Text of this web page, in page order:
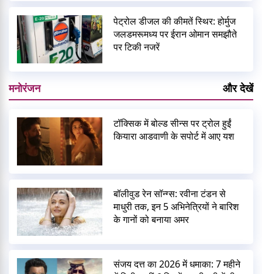
पेट्रोल डीजल की कीमतें स्थिर: होर्मुज
जलडमरूमध्य पर ईरान ओमान समझौते
पर टिकी नजरें
मनोरंजन और देखें
टॉक्सिक में बोल्ड सीन्स पर ट्रोल हुईं
कियारा आडवाणी के सपोर्ट में आए यश
बॉलीवुड रेन सॉन्ग्स: रवीना टंडन से
माधुरी तक, इन 5 अभिनेत्रियों ने बारिश
के गानों को बनाया अमर
संजय दत्त का 2026 में धमाका: 7 महीने